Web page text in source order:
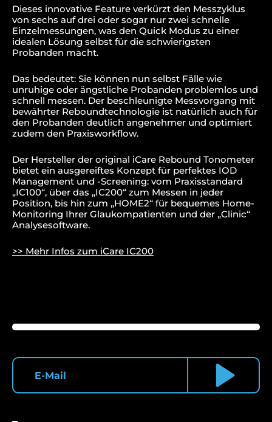
Dieses innovative Feature verkürzt den Messzyklus
von sechs auf drei oder sogar nur zwei schnelle
Einzelmessungen, was den Quick Modus zu einer
idealen Lösung selbst für die schwierigsten
Probanden macht.
Das bedeutet: Sie können nun selbst Fälle wie
unruhige oder ängstliche Probanden problemlos und
schnell messen. Der beschleunigte Messvorgang mit
bewährter Reboundtechnologie ist natürlich auch für
den Probanden deutlich angenehmer und optimiert
zudem den Praxisworkflow.
Der Hersteller der original iCare Rebound Tonometer
bietet ein ausgereiftes Konzept für perfektes IOD
Management und -Screening: vom Praxisstandard
„IC100“, über das „IC200“ zum Messen in jeder
Position, bis hin zum „HOME2“ für bequemes Home-
Monitoring Ihrer Glaukompatienten und der „Clinic“
Analysesoftware.
>> Mehr Infos zum iCare IC200